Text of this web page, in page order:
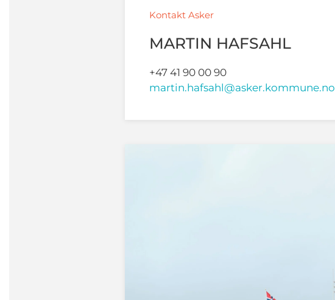
Kontakt Asker
MARTIN HAFSAHL
+47 41 90 00 90
martin.hafsahl@asker.kommune.no